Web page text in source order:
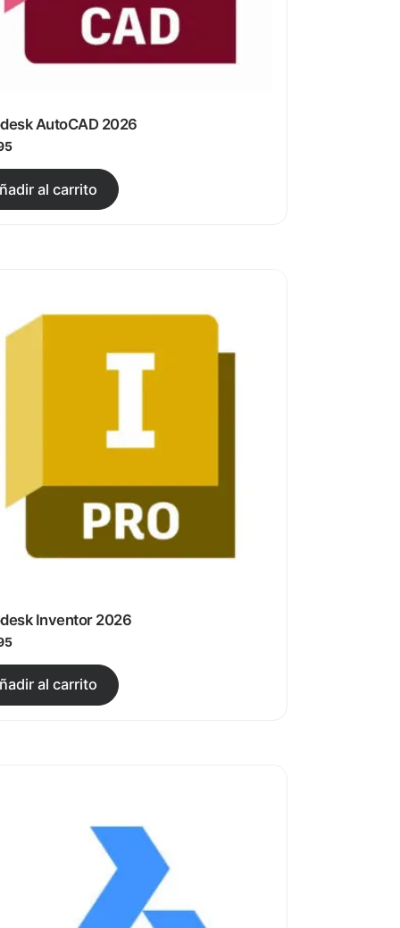
Las opciones se pueden elegir en la página de
AutoCAD 2026
al carrito
Las opciones se pueden elegir en la página de
Inventor 2026
al carrito